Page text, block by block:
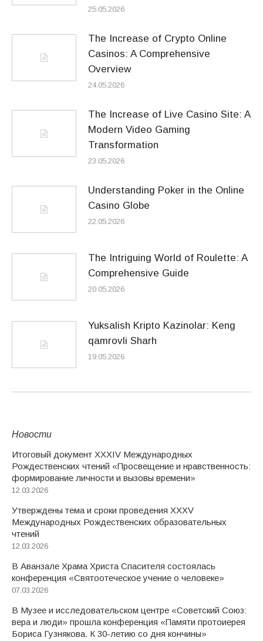
25.05.2026
The Increase of Crypto Online
Casinos: A Comprehensive
Overview
24.05.2026
The Increase of Live Casino Site: A
Modern Video Gaming
Transformation
23.05.2026
Understanding Poker in the Online
Casino Globe
22.05.2026
The Intriguing World of Roulette: A
Comprehensive Guide
20.05.2026
Yuksalish Kripto Kazinolar: Keng
qamrovli Sharh
19.05.2026
Новости
Итоговый документ XXХIV Международных
Рождественских чтений «Просвещение и нравственность:
формирование личности и вызовы времени»
12.03.2026
Утверждены тема и сроки проведения XXXV
Международных Рождественских образовательных
чтений
12.03.2026
В Аванзале Храма Христа Спасителя состоялась
конференция «Святоотеческое учение о человеке»
07.03.2026
В Музее и исследовательском центре «Советский Союз:
вера и люди» прошла конференция «Памяти протоиерея
Бориса Гузнякова. К 30-летию со дня кончины»